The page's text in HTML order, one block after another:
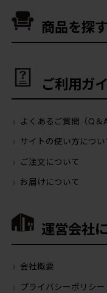
商品を探す
ご利用ガ
よくあるご質問（Q＆A
サイトの使い方につい
ご注文について
お届けについて
運営会社
会社概要
プライバシーポリシー